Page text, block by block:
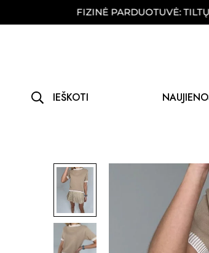
FIZINĖ PARDUOTUVĖ: TILTŲ G. 19,
IEŠKOTI